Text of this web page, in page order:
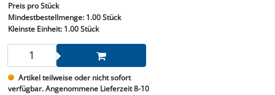
Preis pro Stück
Mindestbestellmenge: 1.00 Stück
Kleinste Einheit:1.00 Stück
Artikel teilweise oder nicht sofort
verfügbar. Angenommene Lieferzeit 8-10